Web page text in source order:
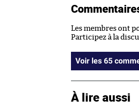
Les membres ont
Participez à la
Voir les 65
À lire aussi